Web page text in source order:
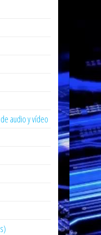
audio y vídeo